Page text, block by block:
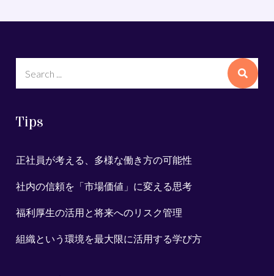
Tips
正社員が考える、多様な働き方の可能性
社内の信頼を「市場価値」に変える思考
福利厚生の活用と将来へのリスク管理
組織という環境を最大限に活用する学び方